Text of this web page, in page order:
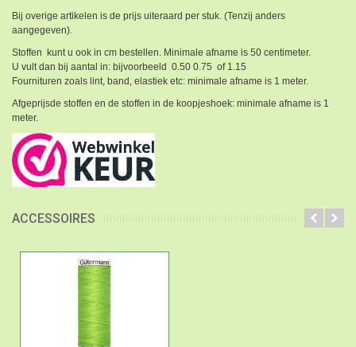
Bij overige artikelen is de prijs uiteraard per stuk. (Tenzij anders
aangegeven).
Stoffen kunt u ook in cm bestellen. Minimale afname is 50 centimeter.
U vult dan bij aantal in: bijvoorbeeld 0.50 0.75 of 1.15
Fournituren zoals lint, band, elastiek etc: minimale afname is 1 meter.
Afgeprijsde stoffen en de stoffen in de koopjeshoek: minimale afname is 1
meter.
ACCESSOIRES